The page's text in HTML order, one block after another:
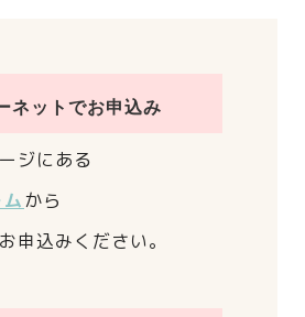
ネットでお申込み
ジにある
から
申込みください。